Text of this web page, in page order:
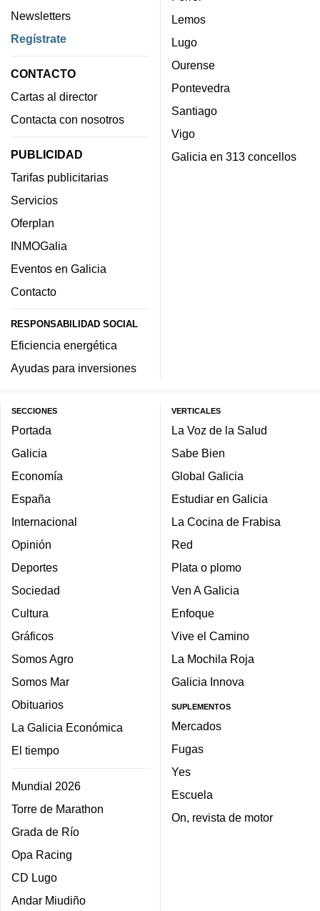
Newsletters
Regístrate
CONTACTO
Cartas al director
Contacta con nosotros
PUBLICIDAD
Tarifas publicitarias
Servicios
Oferplan
INMOGalia
Eventos en Galicia
Contacto
RESPONSABILIDAD SOCIAL
Eficiencia energética
Ayudas para inversiones
Lemos
Lugo
Ourense
Pontevedra
Santiago
Vigo
Galicia en 313 concellos
SECCIONES
Portada
Galicia
Economía
España
Internacional
Opinión
Deportes
Sociedad
Cultura
Gráficos
Somos Agro
Somos Mar
Obituarios
La Galicia Económica
El tiempo
Mundial 2026
Torre de Marathon
Grada de Río
Opa Racing
CD Lugo
Andar Miudiño
VERTICALES
La Voz de la Salud
Sabe Bien
Global Galicia
Estudiar en Galicia
La Cocina de Frabisa
Red
Plata o plomo
Ven A Galicia
Enfoque
Vive el Camino
La Mochila Roja
Galicia Innova
SUPLEMENTOS
Mercados
Fugas
Yes
Escuela
On, revista de motor